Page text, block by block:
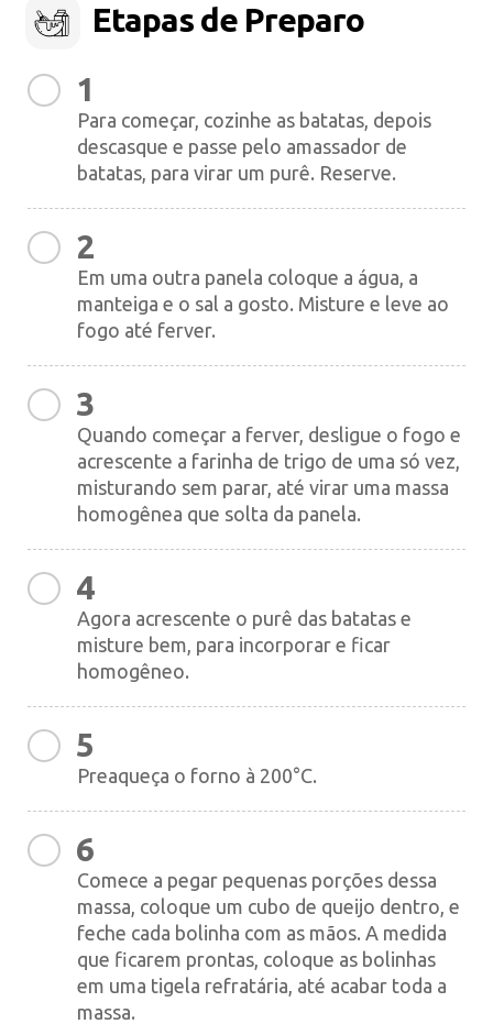
Etapas de Preparo
1
Para começar, cozinhe as batatas, depois
descasque e passe pelo amassador de
batatas, para virar um purê. Reserve.
2
Em uma outra panela coloque a água, a
manteiga e o sal a gosto. Misture e leve ao
fogo até ferver.
3
Quando começar a ferver, desligue o fogo e
acrescente a farinha de trigo de uma só vez,
misturando sem parar, até virar uma massa
homogênea que solta da panela.
4
Agora acrescente o purê das batatas e
misture bem, para incorporar e ficar
homogêneo.
5
Preaqueça o forno à 200°C.
6
Comece a pegar pequenas porções dessa
massa, coloque um cubo de queijo dentro, e
feche cada bolinha com as mãos. A medida
que ficarem prontas, coloque as bolinhas
em uma tigela refratária, até acabar toda a
massa.